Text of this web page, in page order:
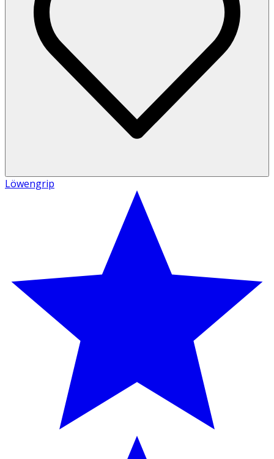
Löwengrip